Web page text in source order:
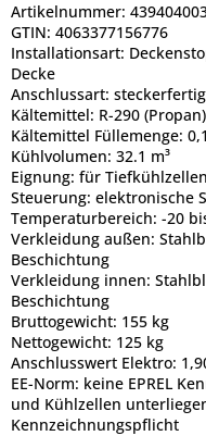
Artikelnummer:
GTIN: 4063377156776
Installationsart:
Decke
Anschlussart: steckerfertig
Kältemittel: R-290
Kältemittel Füllemenge:
Kühlvolumen: 32.1 m³
Eignung: für Tiefkühlzellen
Steuerung: elektronische
Temperaturbereich: -20
Verkleidung außen:
Beschichtung
Verkleidung innen:
Beschichtung
Bruttogewicht: 155 kg
Nettogewicht: 125 kg
Anschlusswert Elektro:
EE-Norm: keine EPREL
und Kühlzellen
Kennzeichnungspflicht